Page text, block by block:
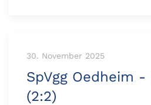
30. November 2025
SpVgg Oedheim -
(2:2)